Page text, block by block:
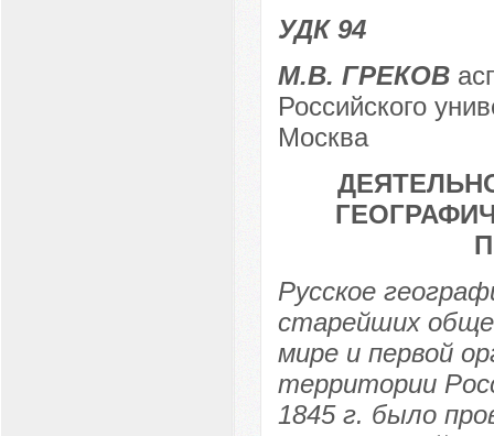
УДК 94
М.В. ГРЕКОВ
Российского
Москва
Русское
старейших
мире и первой
территории
1845 г. было